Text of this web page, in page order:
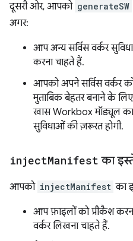
दूसरी ओर, आपको generateSW
अगर:
आप अन्य सर्विस वर्कर
करना चाहते हैं.
आपको अपने सर्विस वर्कर
मुताबिक बेहतर बनाने के लिए,
खास Workbox मॉड्यूल
सुविधाओं की ज़रूरत होगी.
injectManifest का
आपको injectManifest का
आप फ़ाइलों को प्रीकैश
वर्कर लिखना चाहते हैं.